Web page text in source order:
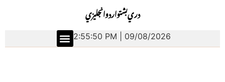
انجليزياردوبشتودري
2:55:51 PM | 09/08/2026